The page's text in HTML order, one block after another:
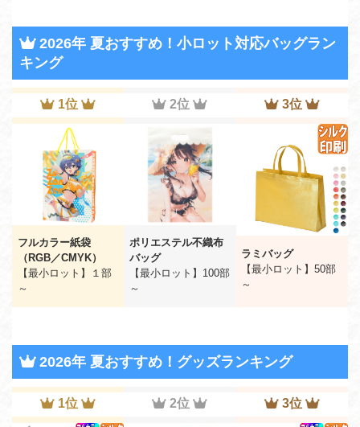
2026年 夏おすすめ！小ロット対応バッグラン
キング
1位
フルカラー紙袋
（RGB／CMYK）
【最小ロット】１部
～
2位
ポリエステル不織布
バッグ
【最小ロット】100部
～
3位
ラミバッグ
【最小ロット】50部
～
2026年 夏おすすめ！グッズランキング
1位 2位 3位